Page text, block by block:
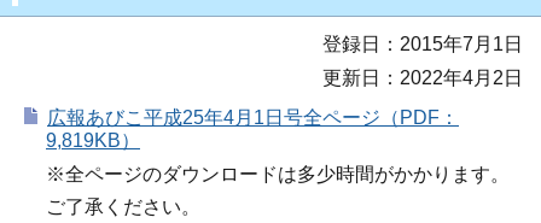
登録日：2015年7月1日
更新日：2022年4月2日
広報あびこ平成25年4月1日号全ページ（PDF：
9,819KB）
※全ページのダウンロードは多少時間がかかります。
ご了承ください。